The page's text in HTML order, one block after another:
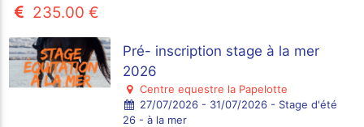
235.00 €
Pré- inscription stage à la mer
2026
Centre equestre la Papelotte
27/07/2026 - 31/07/2026 - Stage d'été
26 - à la mer